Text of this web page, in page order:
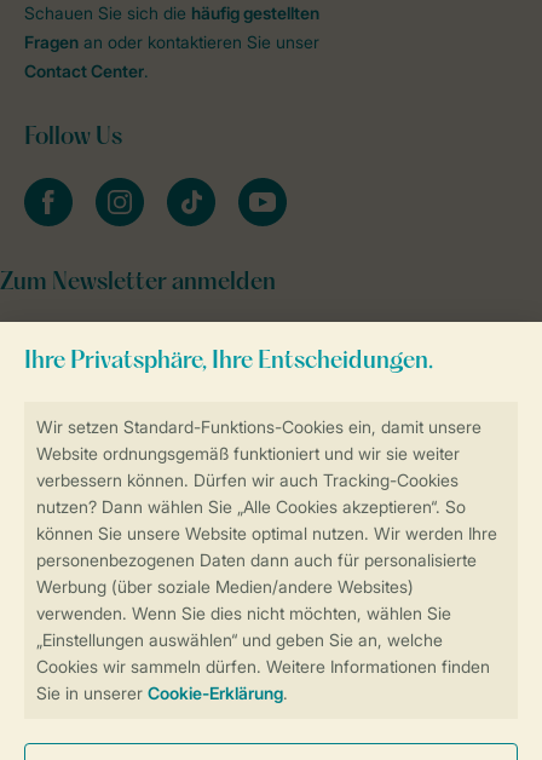
Sicherstellung Deiner Privatsphäre
Sicher und schnell zur Online-Buchung
Sichere Datenübertragung
Sicheres Bezahlen
Schauen Sie sich die häufig gestellten
Fragen an oder kontaktieren Sie unser
Contact Center.
Follow Us
facebookinstagramtiktok youtube
Zum Newsletter anmelden